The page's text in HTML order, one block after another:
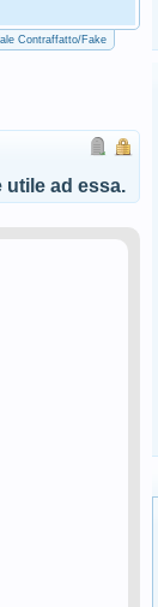
Contraffatto/Fake
ad essa.